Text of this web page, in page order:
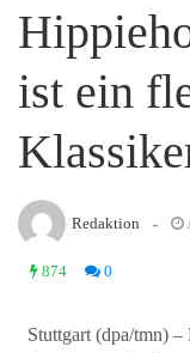
ist ein
Redaktion -
874 0
Stuttgart (dpa/tmn) –